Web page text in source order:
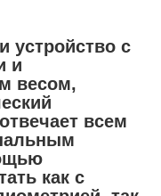
устройство с
и
весом,
всем
как с